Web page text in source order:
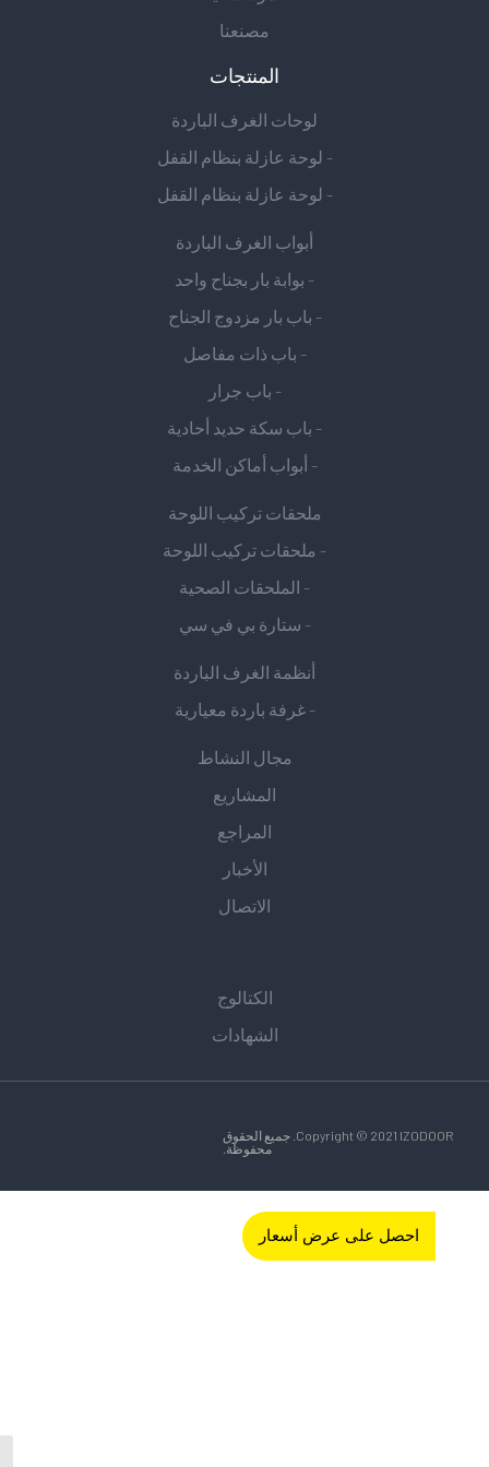
احصل على عرض أسعار
المنتجات
لوحات الغرف الباردة
- لوحة عازلة بنظام القفل
- لوحة عازلة بنظام القفل
أبواب الغرف الباردة
- بوابة بار بجناح واحد
- باب بار مزدوج الجناح
- باب ذات مفاصل
- باب جرار
- باب سكة حديد أحادية
- أبواب أماكن الخدمة
ملحقات تركيب اللوحة
- ملحقات تركيب اللوحة
- الملحقات الصحية
- ستارة بي في سي
أنظمة الغرف الباردة
- غرفة باردة معيارية
مجال النشاط
المشاريع
المراجع
الاتصال
الكتالوج
الشهادات
Copyright © 2021 IZODOOR. جميع الحقوق
محفوظة.